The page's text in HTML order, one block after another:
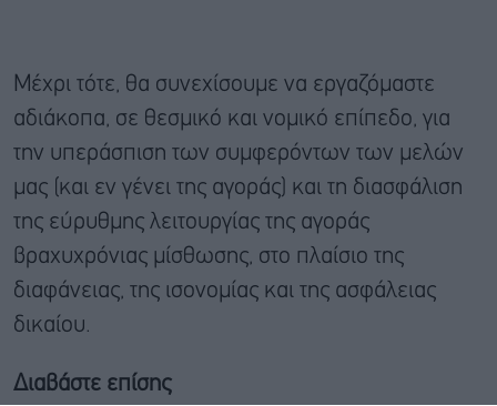
Μέχρι τότε, θα συνεχίσουμε να εργαζόμαστε
αδιάκοπα, σε θεσμικό και νομικό επίπεδο, για
την υπεράσπιση των συμφερόντων των μελών
μας (και εν γένει της αγοράς) και τη διασφάλιση
της εύρυθμης λειτουργίας της αγοράς
βραχυχρόνιας μίσθωσης, στο πλαίσιο της
διαφάνειας, της ισονομίας και της ασφάλειας
δικαίου.
Διαβάστε επίσης